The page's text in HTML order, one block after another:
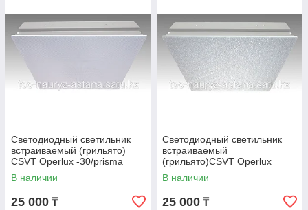
Светодиодный светильник
встраиваемый (грильято)
CSVT Operlux -30/prisma
В наличии
25 000 ₸
Светодиодный светильник
встраиваемый
(грильято)CSVT Operlux
-30/ice/R-1
В наличии
25 000 ₸